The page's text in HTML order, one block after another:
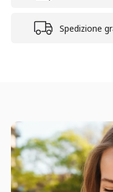
Spedizione